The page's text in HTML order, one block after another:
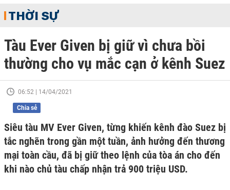
THỜI SỰ
Tàu Ever Given bị giữ vì chưa bồi
thường cho vụ mắc cạn ở kênh Suez
06:52 | 14/04/2021
Chia sẻ
Siêu tàu MV Ever Given, từng khiến kênh đào Suez bị
tắc nghẽn trong gần một tuần, ảnh hưởng đến thương
mại toàn cầu, đã bị giữ theo lệnh của tòa án cho đến
khi nào chủ tàu chấp nhận trả 900 triệu USD.